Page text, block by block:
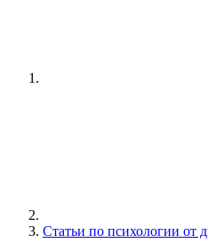
Статьи по психологии от